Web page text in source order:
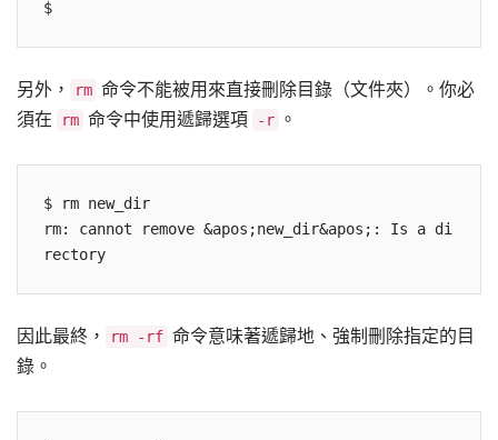
另外， rm 命令不能被用來直接刪除目錄（文件夾）。你必
須在
rm 命令中使用遞歸選項 -r 。
$ rm new_dir
rm: cannot remove &apos;new_dir&apos;: Is a di
因此最終， rm -rf 命令意味著遞歸地、強制刪除指定的目
錄。